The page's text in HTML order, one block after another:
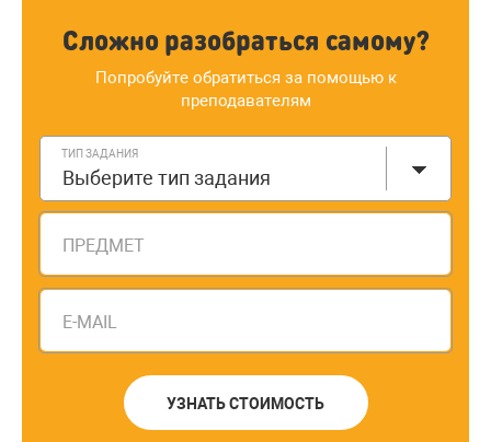
Сложно разобраться самому?
Попробуйте обратиться за помощью к
преподавателям
ТИП ЗАДАНИЯ
Выберите тип задания
ПРЕДМЕТ
E-MAIL
УЗНАТЬ СТОИМОСТЬ